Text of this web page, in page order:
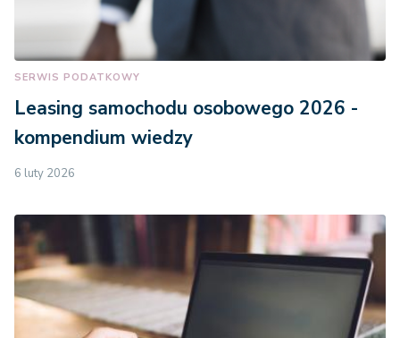
SERWIS PODATKOWY
Leasing samochodu osobowego 2026 -
kompendium wiedzy
6 luty 2026